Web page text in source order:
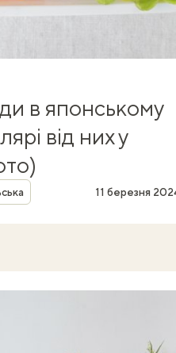
в японському
від них у
11 березня